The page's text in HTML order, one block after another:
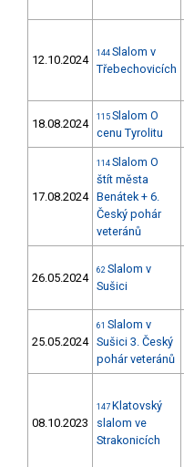
12.10.2024 144 Slalom v
Třebechovicích
18.08.2024 115 Slalom O
cenu Tyrolitu
17.08.2024
114 Slalom O
štít města
Benátek + 6.
Český pohár
veteránů
26.05.2024
62 Slalom v
Sušici
25.05.2024
61 Slalom v
Sušici 3. Český
pohár veteránů
08.10.2023
147 Klatovský
slalom ve
Strakonicích